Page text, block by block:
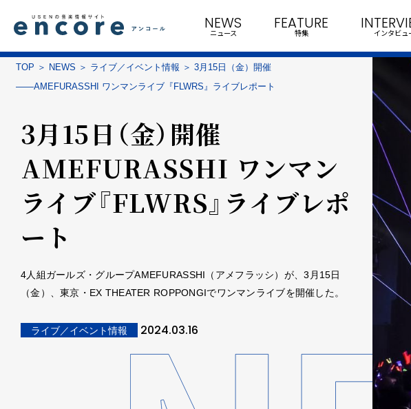
NEWS
ニュース
FEATURE
特集 インタビュ
TOP NEWS ライブ／イベント情報
3月15日（金）開催
――AMEFURASSHI ワンマンライブ『FLWRS』ライブレポート
3月15日（金）開催
――AMEFURASSHI ワンマン
ライブ『FLWRS』ライブレポ
ート
4人組ガールズ・グループAMEFURASSHI（アメフラッシ）が、3月15日
（金）、東京・EX THEATER ROPPONGIでワンマンライブを開催した。
ライブ／イベント情報 2024.03.16